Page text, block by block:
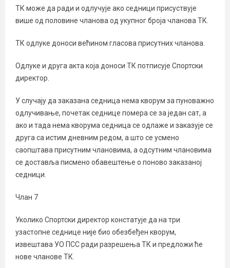
ТК може да ради и одлучује ако седници присуствује
више од половине чланова од укупног броја чланова ТК.
ТК одлуке доноси већином гласова присутних чланова.
Одлуке и друга акта која доноси ТК потписује Спортски
директор.
У случају да заказана седница нема кворум за пуноважно
одлучивање, почетак седнице помера се за један сат, а
ако и тада нема кворума седница се одлаже и заказује се
друга са истим дневним редом, а што се усмено
саопштава присутним члановима, а одсутним члановима
се доставља писмено обавештење о поново заказаној
седници.
Члан 7
Уколико Спортски директор констатује да на три
узастопне седнице није био обезбеђен кворум,
извештава УО ПСС ради разрешења ТК и предложи ће
нове чланове ТК.